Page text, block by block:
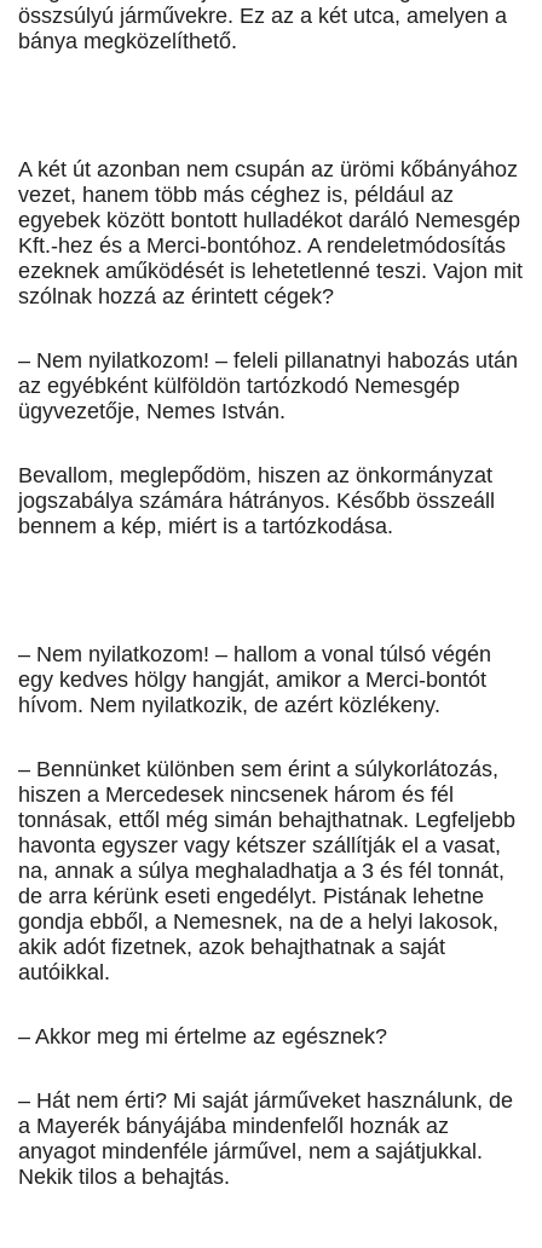
összsúlyú járművekre. Ez az a két utca, amelyen a
bánya megközelíthető.
A két út azonban nem csupán az ürömi kőbányához
vezet, hanem több más céghez is, például az
egyebek között bontott hulladékot daráló Nemesgép
Kft.-hez és a Merci-bontóhoz. A rendeletmódosítás
ezeknek aműködését is lehetetlenné teszi. Vajon mit
szólnak hozzá az érintett cégek?
– Nem nyilatkozom! – feleli pillanatnyi habozás után
az egyébként külföldön tartózkodó Nemesgép
ügyvezetője, Nemes István.
Bevallom, meglepődöm, hiszen az önkormányzat
jogszabálya számára hátrányos. Később összeáll
bennem a kép, miért is a tartózkodása.
– Nem nyilatkozom! – hallom a vonal túlsó végén
egy kedves hölgy hangját, amikor a Merci-bontót
hívom. Nem nyilatkozik, de azért közlékeny.
– Bennünket különben sem érint a súlykorlátozás,
hiszen a Mercedesek nincsenek három és fél
tonnásak, ettől még simán behajthatnak. Legfeljebb
havonta egyszer vagy kétszer szállítják el a vasat,
na, annak a súlya meghaladhatja a 3 és fél tonnát,
de arra kérünk eseti engedélyt. Pistának lehetne
gondja ebből, a Nemesnek, na de a helyi lakosok,
akik adót fizetnek, azok behajthatnak a saját
autóikkal.
– Akkor meg mi értelme az egésznek?
– Hát nem érti? Mi saját járműveket használunk, de
a Mayerék bányájába mindenfelől hoznák az
anyagot mindenféle járművel, nem a sajátjukkal.
Nekik tilos a behajtás.